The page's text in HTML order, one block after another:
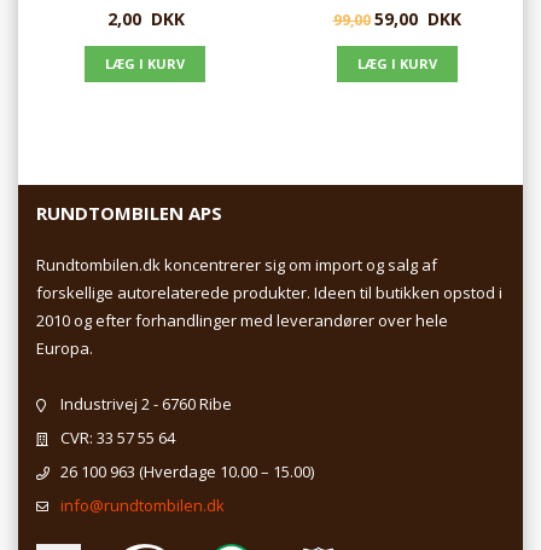
2,00 DKK 99,00 59,00DKK
RUNDTOMBILEN APS
Rundtombilen.dk koncentrerer sig om import og salg af
forskellige autorelaterede produkter. Ideen til butikken opstod i
2010 og efter forhandlinger med leverandører over hele
Europa.
Industrivej 2 - 6760 Ribe
CVR: 33 57 55 64
26 100 963 (Hverdage 10.00 – 15.00)
info@rundtombilen.dk